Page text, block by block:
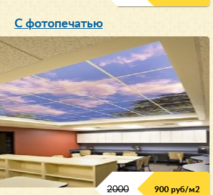
С фотопечатью
2000 900 руб/м2